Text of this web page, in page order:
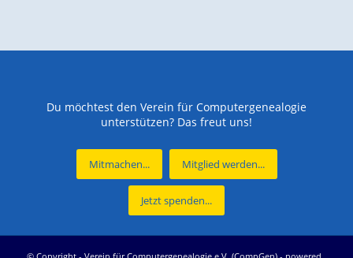
Du möchtest den Verein für Computergenealogie
unterstützen? Das freut uns!
Mitmachen... Mitglied werden...
Jetzt spenden...